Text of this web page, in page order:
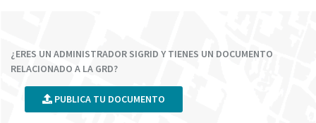
¿ERES UN ADMINISTRADOR SIGRID Y TIENES UN DOCUMENTO
RELACIONADO A LA GRD?
PUBLICA TU DOCUMENTO